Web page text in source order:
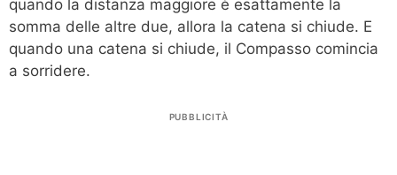
quando la distanza maggiore è esattamente la
somma delle altre due, allora la catena si chiude. E
quando una catena si chiude, il Compasso comincia
a sorridere.
PUBBLICITÀ